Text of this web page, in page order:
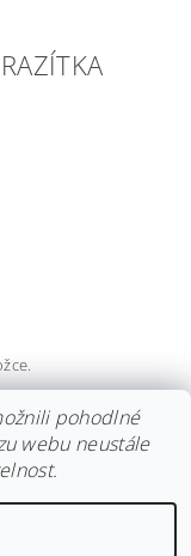
pohodlné
webu neustále